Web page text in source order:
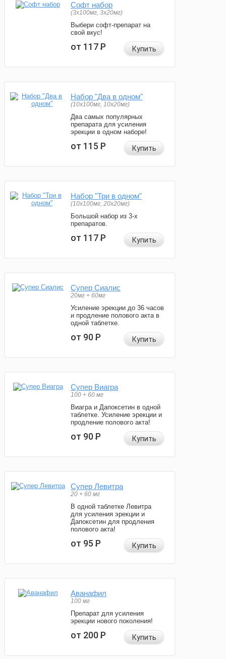
Софт набор
(3x100мг, 3x20мг)
Выбери софт-препарат на
свой вкус!
от 117Р Купить
Набор "Два в одном"
(10x100мг, 10x20мг)
Два самых популярных
препарата для усиления
эрекции в одном наборе!
от 115Р Купить
Набор "Три в одном"
(10x100мг, 20x20мг)
Большой набор из 3-х
препаратов.
от 117Р Купить
Супер Сиалис
20мг + 60мг
Усиление эрекции до 36 часов
и продление полового акта в
одной таблетке.
от 90Р Купить
Супер Виагра
100 + 60 мг
Виагра и Дапоксетин в одной
таблетке. Усиление эрекции и
продление полового акта!
от 90Р Купить
Супер Левитра
20 + 60 мг
В одной таблетке Левитра
для усиления эрекции и
Дапоксетин для продления
полового акта!
от 95Р Купить
Аванафил
100 мг
Препарат для усиления
эрекции нового поколения!
от 200Р Купить